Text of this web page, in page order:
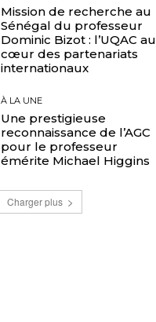
Mission de recherche au
Sénégal du professeur
Dominic Bizot : l’UQAC au
cœur des partenariats
internationaux
À LA UNE
Une prestigieuse
reconnaissance de l’AGC
pour le professeur
émérite Michael Higgins
Charger plus